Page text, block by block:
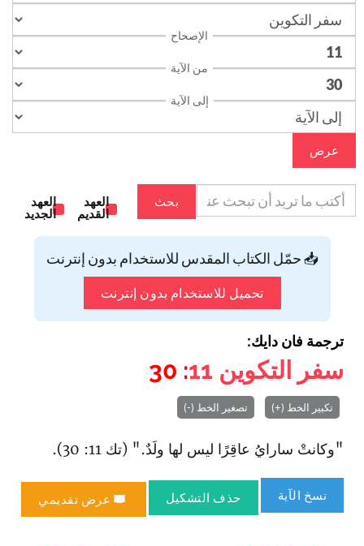
الإصحاح
من الآية
إلى الآية
عرض
بحث
العهد
القديم
العهد
الجديد
📥 حمّل الكتاب المقدس للاستخدام بدون إنترنت
تحميل للاستخدام بدون إنترنت
ترجمة فان دايك:
سفر التكوين 11
: 30
تكبير الخط (+) تصغير الخط (-)
"وكانتْ سارايُ عاقِرًا ليس لها ولَدٌ." (تك 11: 30).
نسخ الآية حذف التشكيل عرض تقديمي